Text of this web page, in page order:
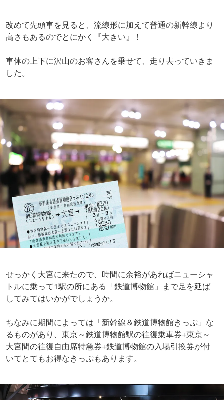
改めて先頭車を見ると、流線形に加えて普通の新幹線より
高さもあるのでとにかく『大きい』！
車体の上下に沢山のお客さんを乗せて、走り去っていきま
した。
せっかく大宮に来たので、時間に余裕があればニューシャ
トルに乗って1駅の所にある「鉄道博物館」まで足を延ば
してみてはいかがでしょうか。
ちなみに期間によっては「新幹線＆鉄道博物館きっぷ」な
るものがあり、東京～鉄道博物館駅の往復乗車券+東京～
大宮間の往復自由席特急券+鉄道博物館の入場引換券が付
いてとてもお得なきっぷもあります。